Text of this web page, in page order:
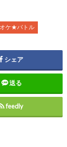
ケ★バトル
シェア
送る
feedly